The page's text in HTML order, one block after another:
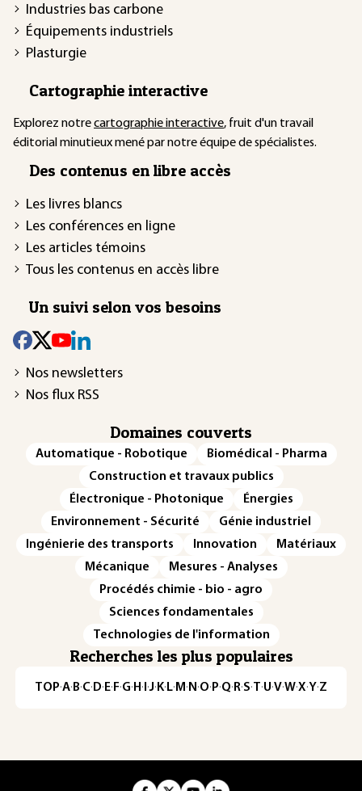
Industries bas carbone
Équipements industriels
Plasturgie
Cartographie interactive
Explorez notrecartographie interactive, fruit d'un travail
éditorial minutieux mené par notre équipe de spécialistes.
Des contenus en libre accès
Les livres blancs
Les conférences en ligne
Les articles témoins
Tous les contenus en accès libre
Un suivi selon vos besoins
Nos newsletters
Nos flux RSS
Domaines couverts
Automatique - Robotique
Biomédical - Pharma
Construction et travaux publics
Électronique - Photonique
Énergies
Environnement - Sécurité
Génie industriel
Ingénierie des transports
Innovation
Matériaux
Mécanique
Mesures - Analyses
Procédés chimie - bio - agro
Sciences fondamentales
Technologies de l'information
Recherches les plus populaires
TOP·A·B·C· D· E· F·G· H · ·J· K· L· M · N ·O· P·Q· R·S·T·U·V·W·X·Y·Z